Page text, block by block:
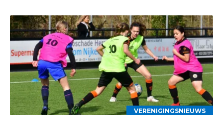
VERENIGINGSNIEUWS